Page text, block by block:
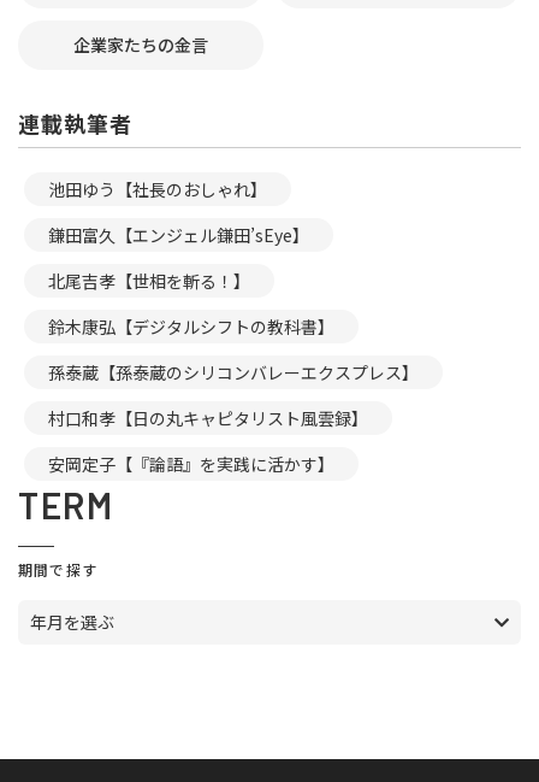
企業家たちの金言
連載執筆者
池田ゆう【社長のおしゃれ】
鎌田富久【エンジェル鎌田’sEye】
北尾吉孝【世相を斬る！】
鈴木康弘【デジタルシフトの教科書】
孫泰蔵【孫泰蔵のシリコンバレーエクスプレス】
村口和孝【日の丸キャピタリスト風雲録】
安岡定子【『論語』を実践に活かす】
TERM
期間で探す
年月を選ぶ